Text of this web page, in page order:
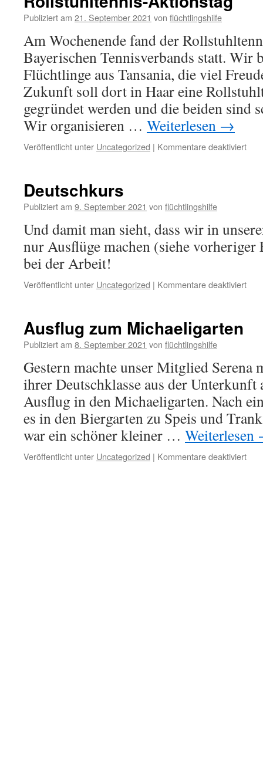
Publiziert am 21. September 2021 von flüchtlingshilfe
Am Wochenende fand der
Bayerischen Tennisverbands statt. Wir
Flüchtlinge aus Tansania, die viel
Zukunft soll dort in Haar eine
gegründet werden und die beiden sind
Wir organisieren … Weiterlesen →
Veröffentlicht unter Uncategorized | Kommentare deaktiviert
Deutschkurs
Publiziert am 9. September 2021 von flüchtlingshilfe
Und damit man sieht, dass wir in
nur Ausflüge machen (siehe
bei der Arbeit!
Veröffentlicht unter Uncategorized | Kommentare deaktiviert
Ausflug zum Michaeligarten
Publiziert am 8. September 2021 von flüchtlingshilfe
Gestern machte unser Mitglied Serena
ihrer Deutschklasse aus der
Ausflug in den Michaeligarten. Nach
es in den Biergarten zu Speis und
war ein schöner kleiner … Weiterlesen
Veröffentlicht unter Uncategorized | Kommentare deaktiviert